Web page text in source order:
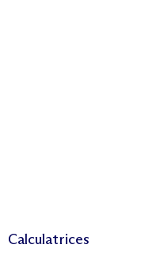
Calculatrices